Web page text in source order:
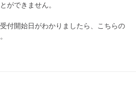
0:00～24:00
月極契約中
ができません。
付開始日がわかりましたら、こちらの